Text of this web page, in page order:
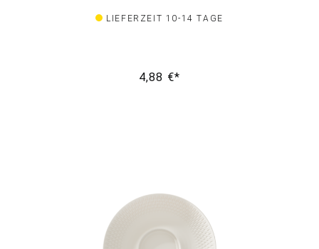
LIEFERZEIT 10-14 TAGE
4,88 €*